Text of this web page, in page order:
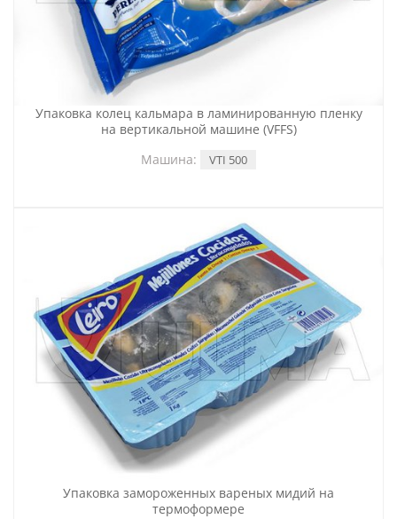
Упаковка колец кальмара в ламинированную пленку
на вертикальной машине (VFFS)
Машина:
VTI 500
Упаковка замороженных вареных мидий на
термоформере